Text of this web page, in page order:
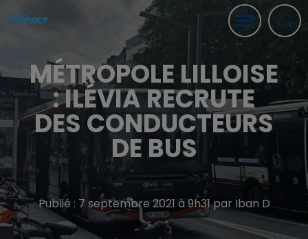
MÉTROPOLE LILLOISE
: ILÉVIA RECRUTE
DES CONDUCTEURS
DE BUS
Publié : 7 septembre 2021 à 9h31 par Iban D